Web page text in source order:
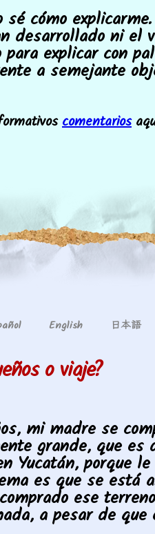
sé cómo
desarrollado ni el
explicar con
a semejante
comentarios
English 日本語
o viaje?
mi madre se
grande, que es
Yucatán, porque
es que se está
ese
a pesar de